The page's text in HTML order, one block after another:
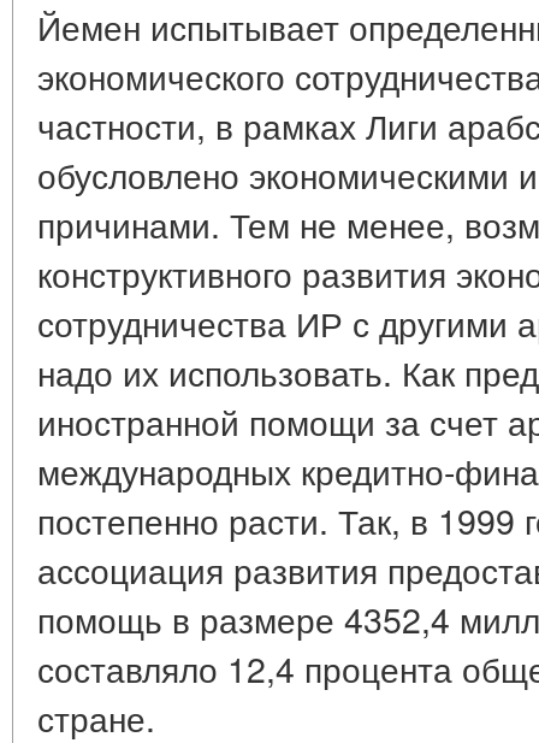
Йемен испытывает
экономического
частности, в рамках Лиги
обусловлено экономическими
причинами. Тем не менее,
конструктивного развития
сотрудничества ИР с другими
надо их использовать. Как
иностранной помощи за счет
международных кредитно-
постепенно расти. Так, в 1999
ассоциация развития
помощь в размере 4352,4
составляло 12,4 процента
стране.